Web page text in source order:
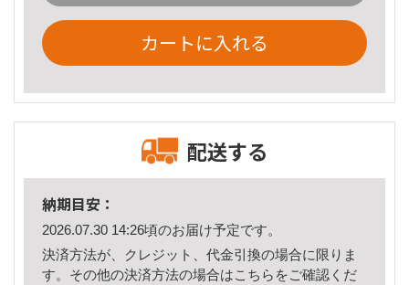
カートに入れる
配送する
納期目安：
2026.07.30 14:26頃のお届け予定です。
決済方法が、クレジット、代金引換の場合に限りま
す。その他の決済方法の場合はこちら をご確認くだ